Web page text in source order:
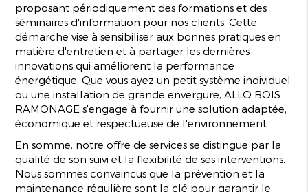
proposant périodiquement des formations et des
séminaires d'information pour nos clients. Cette
démarche vise à sensibiliser aux bonnes pratiques en
matière d'entretien et à partager les dernières
innovations qui améliorent la performance
énergétique. Que vous ayez un petit système individuel
ou une installation de grande envergure, ALLO BOIS
RAMONAGE s'engage à fournir une solution adaptée,
économique et respectueuse de l'environnement.
En somme, notre offre de services se distingue par la
qualité de son suivi et la flexibilité de ses interventions.
Nous sommes convaincus que la prévention et la
maintenance régulière sont la clé pour garantir le